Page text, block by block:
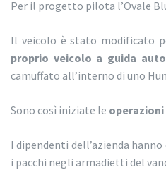
Per il progetto pilota l’Ovale
Il veicolo è stato modificato
proprio veicolo a guida
camuffato all’interno di uno
Sono così iniziate le
I dipendenti dell’azienda
i pacchi negli armadietti del